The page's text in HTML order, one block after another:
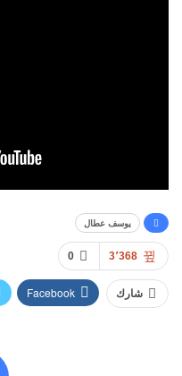
يوسف عطال
0 3٬368
شارك Facebook